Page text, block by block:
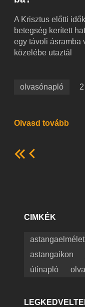
A Krisztus előtti
betegség kerített
egy távoli ásramba
közelébe utaztál
olvasónapló
Olvasd tovább
CIMKÉK
astangaelmélet
astangaikon
útinapló